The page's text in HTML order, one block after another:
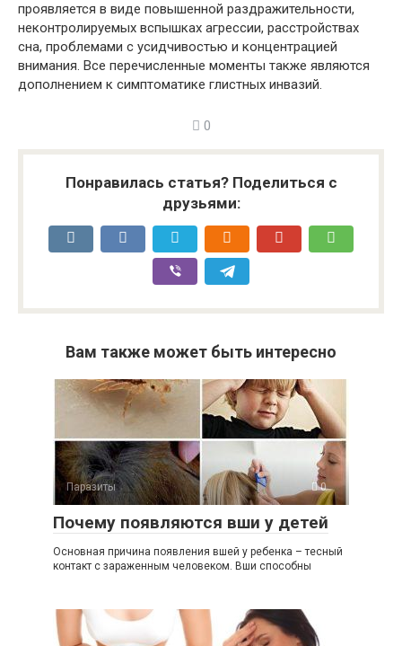
проявляется в виде повышенной раздражительности,
неконтролируемых вспышках агрессии, расстройствах
сна, проблемами с усидчивостью и концентрацией
внимания. Все перечисленные моменты также являются
дополнением к симптоматике глистных инвазий.
0
Понравилась статья? Поделиться с
друзьями:
Вам также может быть интересно
Паразиты 0
Почему появляются вши у детей
Основная причина появления вшей у ребенка – тесный
контакт с зараженным человеком. Вши способны